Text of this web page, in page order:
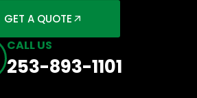
GET A QUOTE
CALL US
253-893-1101